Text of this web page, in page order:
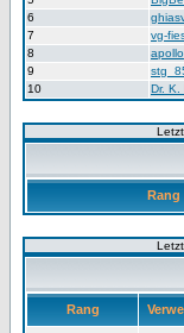
6
7
vg-
8
apollo
9
10
Dr. K.
Rang
Rang